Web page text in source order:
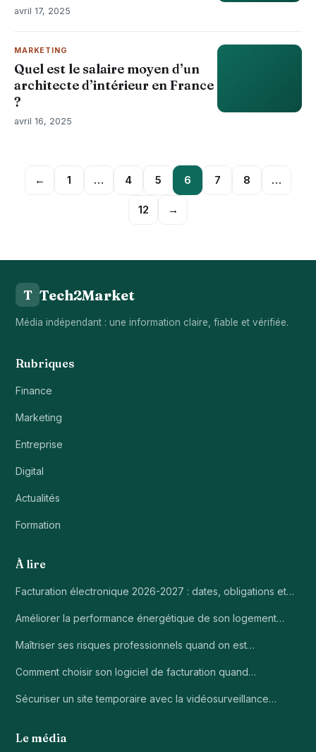
avril 17, 2025
MARKETING
Quel est le salaire moyen d’un
architecte d’intérieur en France
?
avril 16, 2025
← 1 … 4 5 6 7 8 …
12 →
T Tech2Market
Média indépendant : une information claire, fiable et vérifiée.
Rubriques
Finance
Marketing
Entreprise
Digital
Actualités
Formation
À lire
Facturation électronique 2026-2027 : dates, obligations et…
Améliorer la performance énergétique de son logement…
Maîtriser ses risques professionnels quand on est…
Comment choisir son logiciel de facturation quand…
Sécuriser un site temporaire avec la vidéosurveillance…
Le média